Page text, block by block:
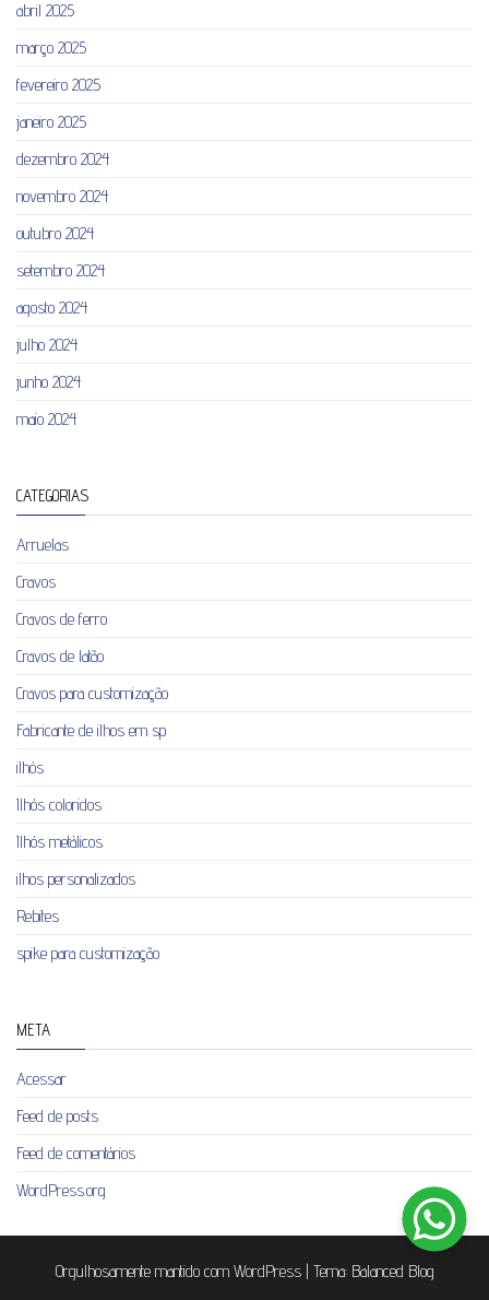
abril 2025
março 2025
fevereiro 2025
janeiro 2025
dezembro 2024
novembro 2024
outubro 2024
setembro 2024
agosto 2024
julho 2024
junho 2024
maio 2024
CATEGORIAS
Arruelas
Cravos
Cravos de ferro
Cravos de latão
Cravos para customização
Fabricante de ilhos em sp
ilhós
Ilhós coloridos
Ilhós metálicos
ilhos personalizados
Rebites
spike para customização
META
Acessar
Feed de posts
Feed de comentários
WordPress.org
Orgulhosamente mantido com WordPress Tema: Balanced Blog